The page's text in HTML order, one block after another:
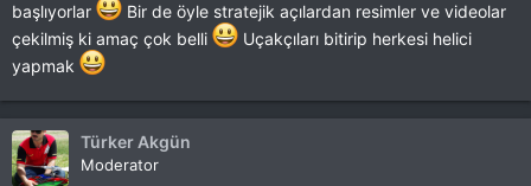
başlıyorlar
Bir de öyle stratejik açılardan resimler ve videolar
çekilmiş ki amaç çok belli
Uçakçıları bitirip herkesi helici
yapmak
Türker Akgün
Moderator